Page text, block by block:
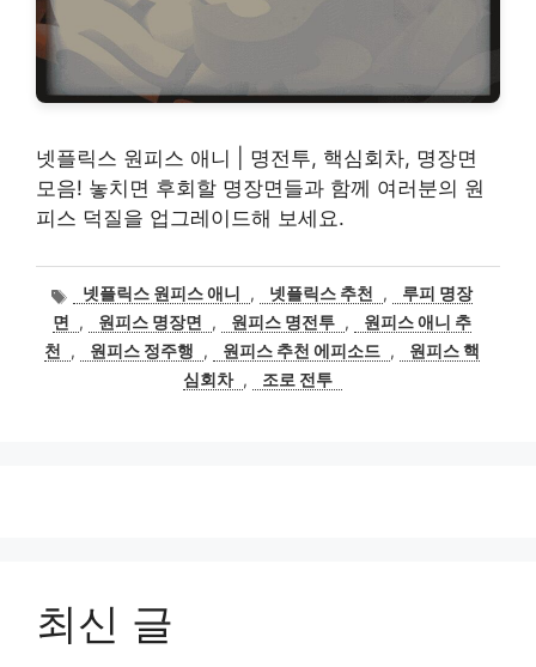
넷플릭스 원피스 애니 | 명전투, 핵심회차, 명장면
모음! 놓치면 후회할 명장면들과 함께 여러분의 원
피스 덕질을 업그레이드해 보세요.
태넷플릭스 원피스 애니 , 넷플릭스 추천 ,
루피 명장
면
, 원피스 명장면 , 원피스 명전투 ,
원피스 애니 추
천
, 원피스 정주행 , 원피스 추천 에피소드 ,
원피스 핵
심회차 , 조로 전투
최신 글